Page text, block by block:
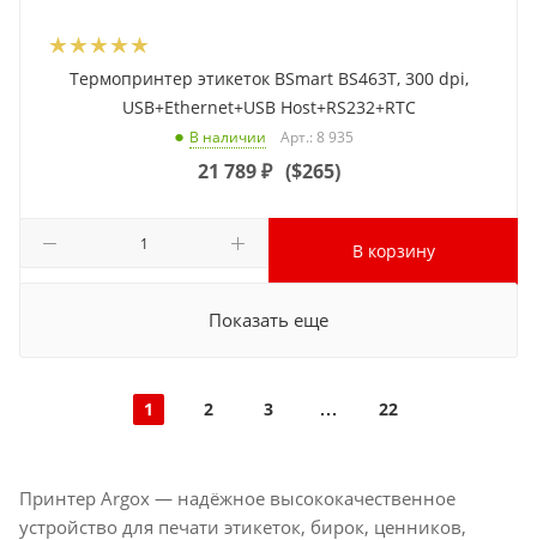
Термопринтер этикеток BSmart BS463T, 300 dpi,
USB+Ethernet+USB Host+RS232+RTC
В наличии Арт.: 8 935
21 789₽ ($265)
В корзину
Показать еще
1 2 3 22
Принтер Argox — надёжное высококачественное
устройство для печати этикеток, бирок, ценников,